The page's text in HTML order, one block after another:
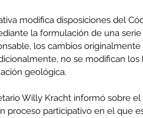
modifica disposiciones del
la formulación de una
los cambios
no se modifican
geológica.
Willy Kracht informó sobre
proceso participativo en el que